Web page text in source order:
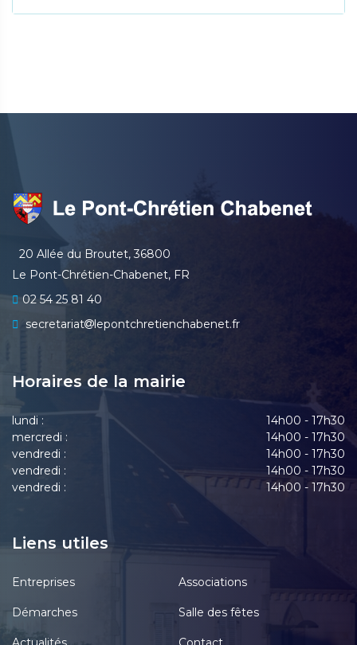
20 Allée du Broutet, 36800
Le Pont-Chrétien-Chabenet, FR
02 54 25 81 40
secretariat
lepontchretienchabenet.fr
Horaires de la mairie
lundi :
14h00 - 17h30
mercredi :
14h00 - 17h30
vendredi :
14h00 - 17h30
vendredi :
14h00 - 17h30
vendredi :
14h00 - 17h30
Liens utiles
Entreprises Associations
Démarches Salle des fêtes